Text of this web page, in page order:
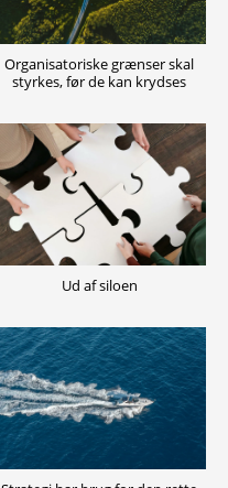
Organisatoriske grænser skal
styrkes, før de kan krydses
Ud af siloen